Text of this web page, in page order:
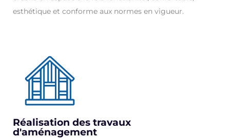
esthétique et conforme aux normes en vigueur.
Réalisation des travaux
d'aménagement